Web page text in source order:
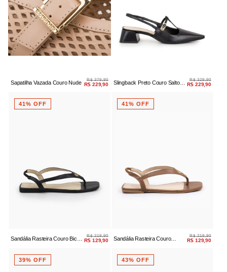
Sapatilha Vazada Couro Nude R$ 379,90
R$ 229,90
Slingback Preto Couro Salto
R$ 329,90
R$ 229,90
41% OFF
Sandália Rasteira Couro Bico
R$ 219,90
R$ 129,90
41% OFF
Sandália Rasteira Couro
R$ 219,90
R$ 129,90
39% OFF 43% OFF